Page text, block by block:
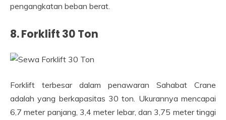
pengangkatan beban berat.
8. Forklift 30 Ton
Forklift terbesar dalam penawaran Sahabat Crane
adalah yang berkapasitas 30 ton. Ukurannya mencapai
6,7 meter panjang, 3,4 meter lebar, dan 3,75 meter tinggi